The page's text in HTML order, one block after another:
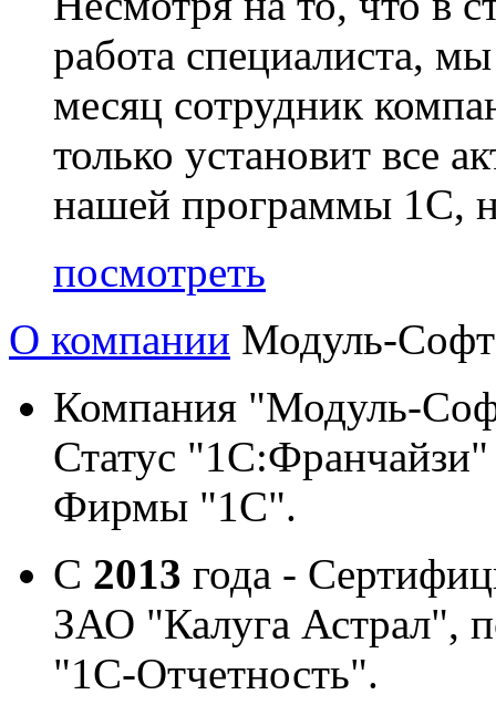
работа специалиста,
месяц сотрудник
только установит все
нашей программы 1С,
посмотреть
О компании Модуль-
Компания "Модуль-
Статус
Фирмы "1С".
С 2013 года -
ЗАО "Калуга Астрал",
"1С-Отчетность".